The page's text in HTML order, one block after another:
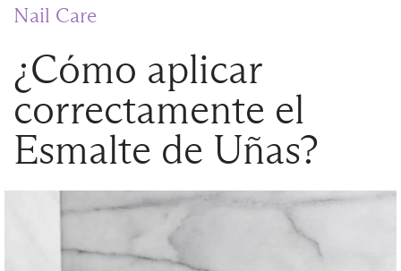
Nail Care
¿Cómo aplicar
correctamente el
Esmalte de Uñas?